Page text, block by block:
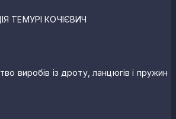
ТЕМУРІ КОЧІЄВИЧ
виробів із дроту, ланцюгів і пружин